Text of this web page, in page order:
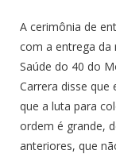
A cerimônia de
com a entrega da
Saúde do 40 do
Carrera disse
que a luta para
ordem é grande,
anteriores, que